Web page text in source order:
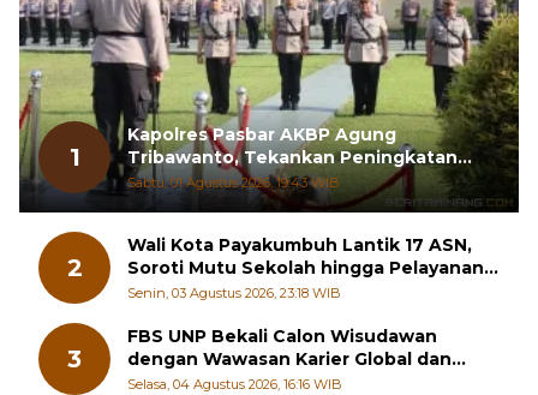
1
Kapolres Pasbar AKBP Agung
Tribawanto, Tekankan Peningkatan
Pelayanan dan Sinergi dengan
Masyarakat
Sabtu, 01 Agustus 2026, 19:43 WIB
2
Wali Kota Payakumbuh Lantik 17 ASN,
Soroti Mutu Sekolah hingga Pelayanan
RSUD
Senin, 03 Agustus 2026, 23:18 WIB
3
FBS UNP Bekali Calon Wisudawan
dengan Wawasan Karier Global dan
Kewirausahaan Kreatif
Selasa, 04 Agustus 2026, 16:16 WIB